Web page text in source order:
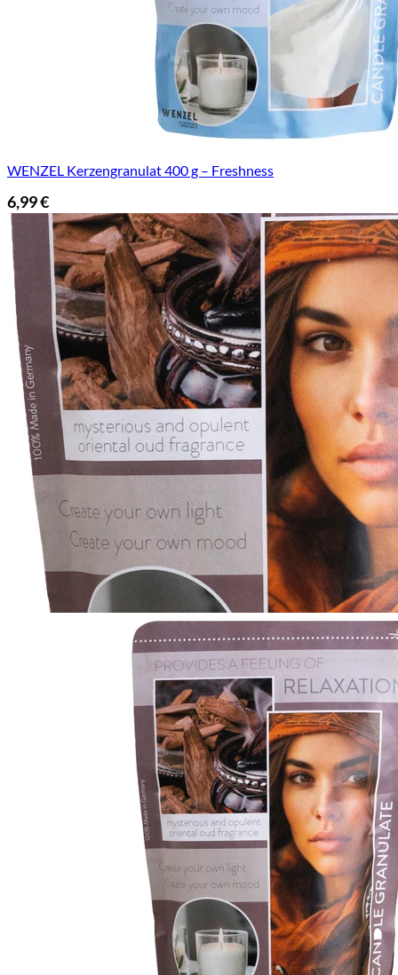
WENZEL Kerzengranulat 400 g – Freshness
6,99€